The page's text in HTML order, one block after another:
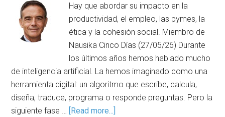
Hay que abordar su impacto en la
productividad, el empleo, las pymes, la
ética y la cohesión social. Miembro de
Nausika Cinco Días (27/05/26) Durante
los últimos años hemos hablado mucho
de inteligencia artificial. La hemos imaginado como una
herramienta digital: un algoritmo que escribe, calcula,
diseña, traduce, programa o responde preguntas. Pero la
siguiente fase … [Read more...]